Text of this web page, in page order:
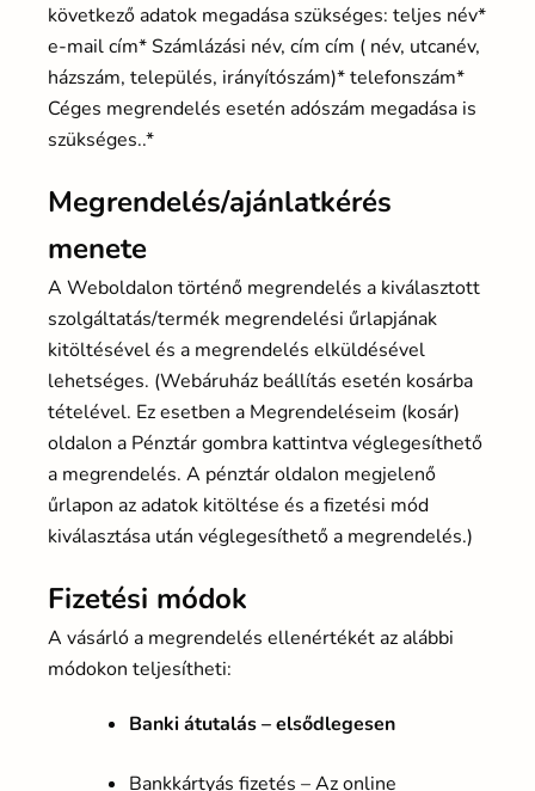
következő adatok megadása szükséges: teljes név*
e-mail cím* Számlázási név, cím cím ( név, utcanév,
házszám, település, irányítószám)* telefonszám*
Céges megrendelés esetén adószám megadása is
szükséges..*
Megrendelés/ajánlatkérés
menete
A Weboldalon történő megrendelés a kiválasztott
szolgáltatás/termék megrendelési űrlapjának
kitöltésével és a megrendelés elküldésével
lehetséges. (Webáruház beállítás esetén kosárba
tételével. Ez esetben a Megrendeléseim (kosár)
oldalon a Pénztár gombra kattintva véglegesíthető
a megrendelés. A pénztár oldalon megjelenő
űrlapon az adatok kitöltése és a fizetési mód
kiválasztása után véglegesíthető a megrendelés.)
Fizetési módok
A vásárló a megrendelés ellenértékét az alábbi
módokon teljesítheti:
Banki átutalás – elsődlegesen
Bankkártyás fizetés – Az online